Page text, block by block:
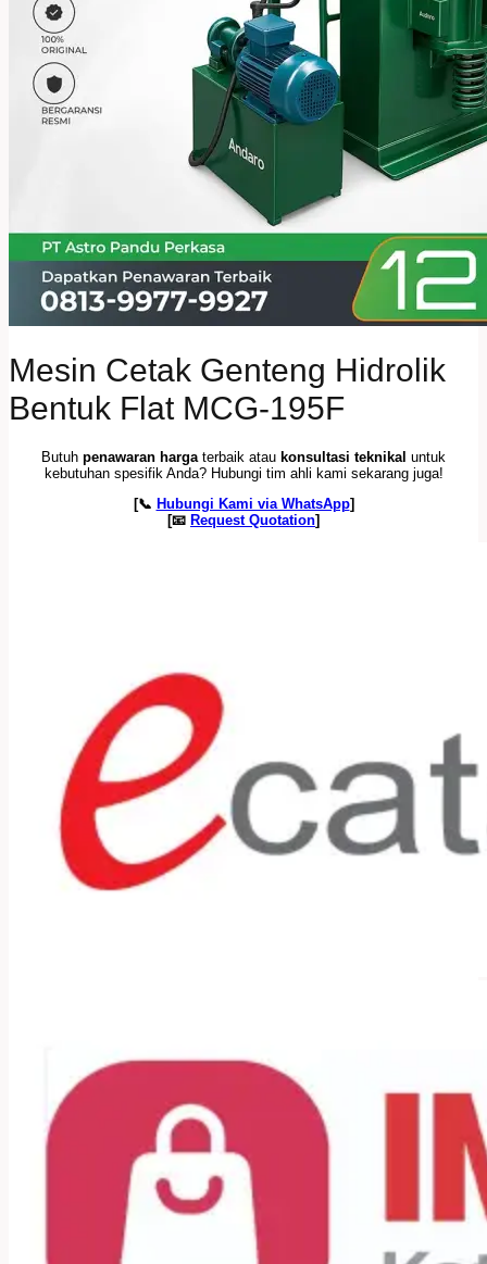
Mesin Cetak Genteng Hidrolik
Bentuk Flat MCG-195F
Butuh penawaran hargaterbaik atau konsultasi teknikal untuk
kebutuhan spesifik Anda? Hubungi tim ahli kami sekarang juga!
[📞 Hubungi Kami via WhatsApp]
[📧 Request Quotation]